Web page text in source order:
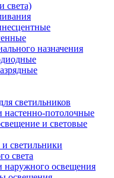
света)
назначения
светильников
настенно-потолочные
и световые
светильники
света
наружного освещения